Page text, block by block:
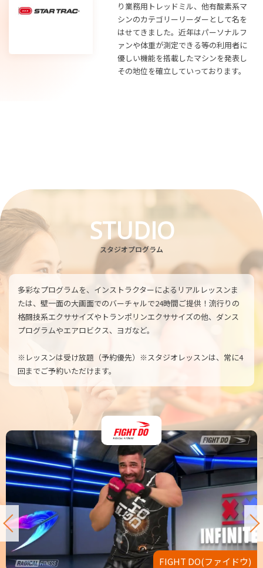
り業務用トレッドミル、他有酸素系マ
シンのカテゴリーリーダーとして名を
はせてきました。近年はパーソナルフ
ァンや体重が測定できる等の利用者に
優しい機能を搭載したマシンを発表し
その地位を確立していっております。
STUDIO
スタジオプログラム
多彩なプログラムを、インストラクターによるリアルレッスンま
たは、壁一面の大画面でのバーチャルで24時間ご提供！流行りの
格闘技系エクササイズやトランポリンエクササイズの他、ダンス
プログラムやエアロビクス、ヨガなど。
※レッスンは受け放題（予約優先）※スタジオレッスンは、常に4
回までご予約いただけます。
FIGHT DO(ファイドウ)